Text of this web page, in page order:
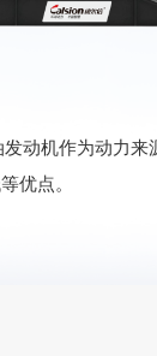
动机作为动力
优点。